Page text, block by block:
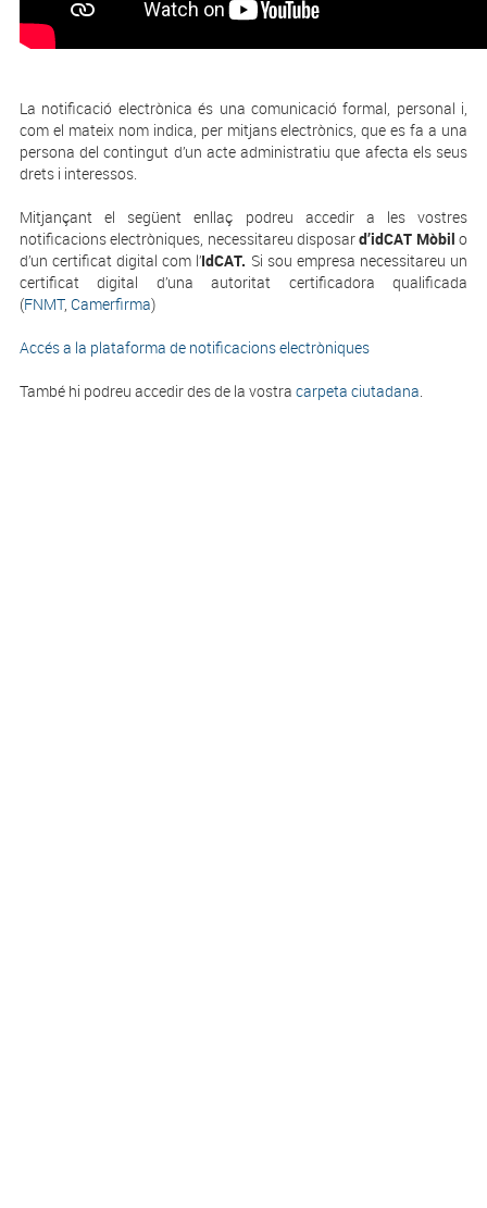
La notificació electrònica és una comunicació formal, personal i,
com el mateix nom indica, per mitjans electrònics, que es fa a una
persona del contingut d’un acte administratiu que afecta els seus
drets i interessos.
Mitjançant el següent enllaç podreu accedir a les vostres
notificacions electròniques, necessitareu disposard’idCAT Mòbil o
d’un certificat digital com l’IdCAT. Si sou empresa necessitareu un
certificat digital d’una autoritat certificadora qualificada
(FNMT, Camerfirma)
Accés a la plataforma de notificacions electròniques
També hi podreu accedir des de la vostra carpeta ciutadana.